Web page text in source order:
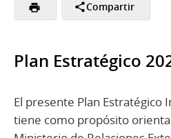
Compartir
Plan Estratégico
El presente Plan Estratégico
tiene como propósito